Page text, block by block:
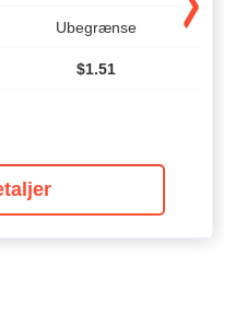
Ubegrænse
$1.51